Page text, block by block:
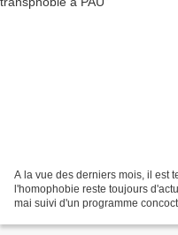
A la vue des derniers mois, il est
l'homophobie reste toujours
mai suivi d'un programme